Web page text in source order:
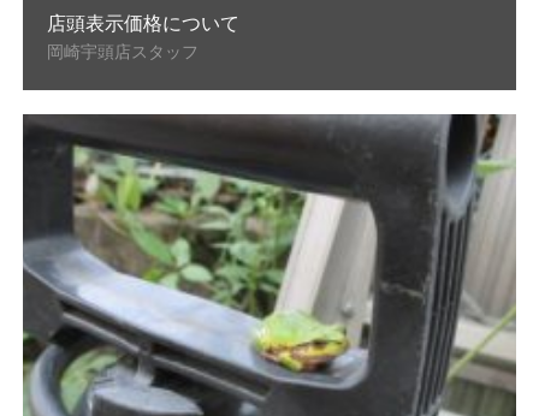
店頭表示価格について
岡崎宇頭店スタッフ